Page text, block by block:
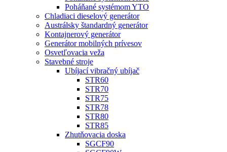
Poháňané systémom YTO
Chladiaci dieselový generátor
Austrálsky štandardný generátor
Kontajnerový generátor
Generátor mobilných prívesov
Osvetľovacia veža
Stavebné stroje
Ubíjací vibračný ubíjač
STR60
STR70
STR75
STR78
STR80
STR85
Zhutňovacia doska
SGCF90